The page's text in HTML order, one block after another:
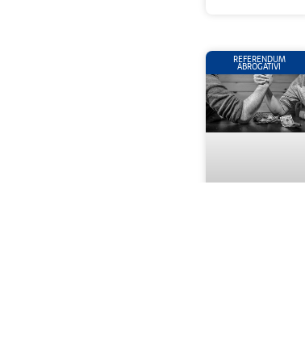
REFERENDUM
ABROGATIVI